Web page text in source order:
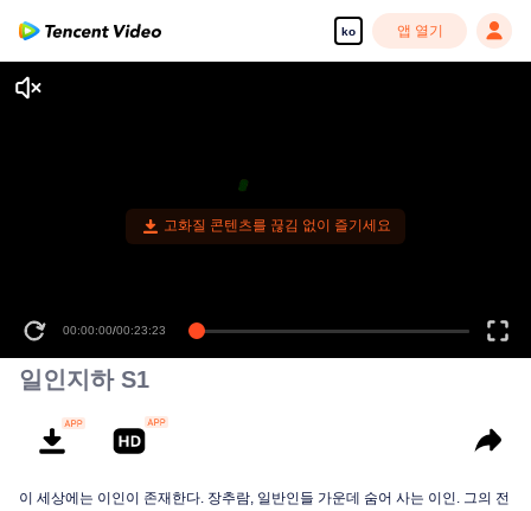
ko 앱 열기
고화질 콘텐츠를 끊김 없이 즐기세요
00:00:00/00:23:23
일인지하 S1
이 세상에는 이인이 존재한다. 장추람, 일반인들 가운데 숨어 사는 이인. 그의 전